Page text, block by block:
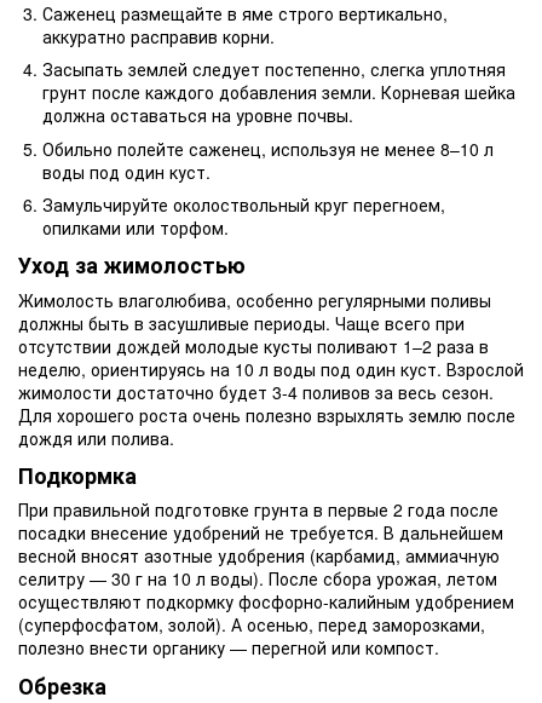
Саженец размещайте в яме строго вертикально,
аккуратно расправив корни.
Засыпать землей следует постепенно, слегка уплотняя
грунт после каждого добавления земли. Корневая шейка
должна оставаться на уровне почвы.
Обильно полейте саженец, используя не менее 8–10 л
воды под один куст.
Замульчируйте околоствольный круг перегноем,
опилками или торфом.
Уход за жимолостью
Жимолость влаголюбива, особенно регулярными поливы
должны быть в засушливые периоды. Чаще всего при
отсутствии дождей молодые кусты поливают 1–2 раза в
неделю, ориентируясь на 10 л воды под один куст. Взрослой
жимолости достаточно будет 3-4 поливов за весь сезон.
Для хорошего роста очень полезно взрыхлять землю после
дождя или полива.
Подкормка
При правильной подготовке грунта в первые 2 года после
посадки внесение удобрений не требуется. В дальнейшем
весной вносят азотные удобрения (карбамид, аммиачную
селитру — 30 г на 10 л воды). После сбора урожая, летом
осуществляют подкормку фосфорно-калийным удобрением
(суперфосфатом, золой). А осенью, перед заморозками,
полезно внести органику — перегной или компост.
Обрезка